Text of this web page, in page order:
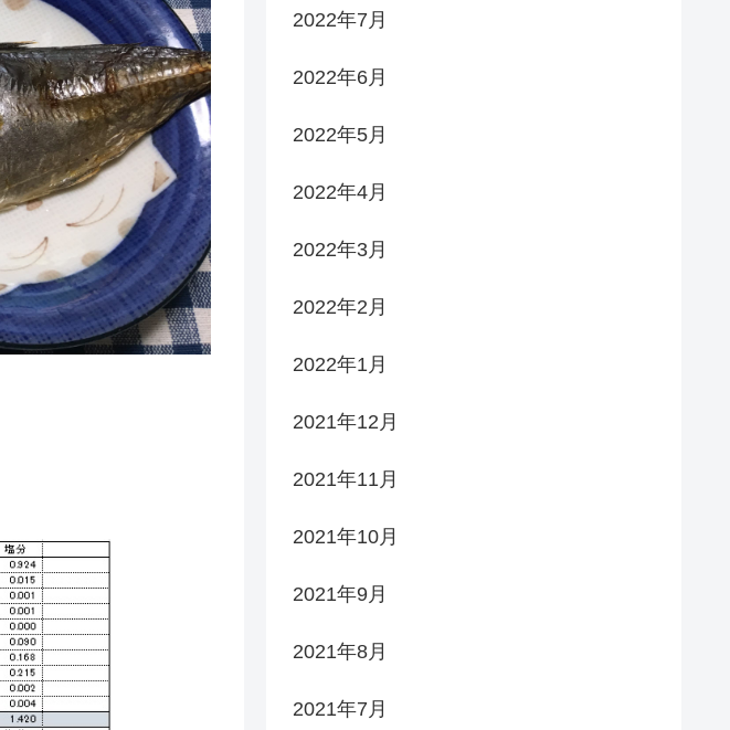
2022年7月
2022年6月
2022年5月
2022年4月
2022年3月
2022年2月
2022年1月
2021年12月
2021年11月
2021年10月
2021年9月
2021年8月
2021年7月